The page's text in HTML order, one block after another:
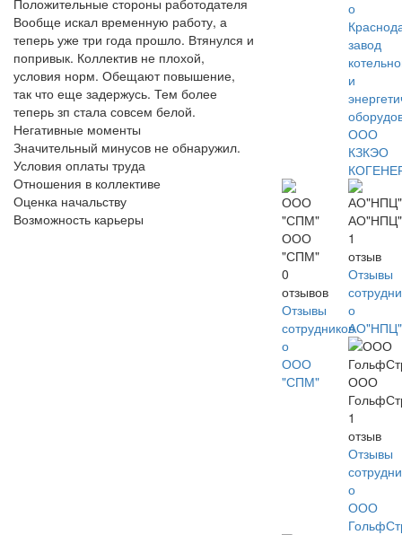
Положительные стороны работодателя
Вообще искал временную работу, а
теперь уже три года прошло. Втянулся и
попривык. Коллектив не плохой,
условия норм. Обещают повышение,
так что еще задержусь. Тем более
теперь зп стала совсем белой.
Негативные моменты
Значительный минусов не обнаружил.
Условия оплаты труда
Отношения в коллективе
Оценка начальству
Возможность карьеры
о
завод
и
ООО
КЗКЭО
ООО
"СПМ"
0
отзывов
Отзывы
сотрудников
о
ООО
"СПМ"
1
отзыв
Отзывы
о
ООО
1
отзыв
Отзывы
о
ООО